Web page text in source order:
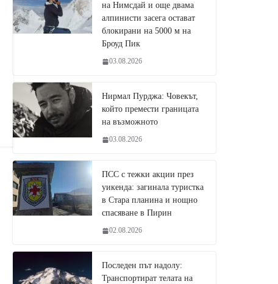
на Нимсдай и още двама
алпинисти засега остават
блокирани на 5000 м на
Броуд Пик
03.08.2026
Нирмал Пурджа: Човекът,
който премести границата
на възможното
03.08.2026
ПСС с тежки акции през
уикенда: загинала туристка
в Стара планина и нощно
спасяване в Пирин
02.08.2026
Последен път надолу:
Транспортират телата на